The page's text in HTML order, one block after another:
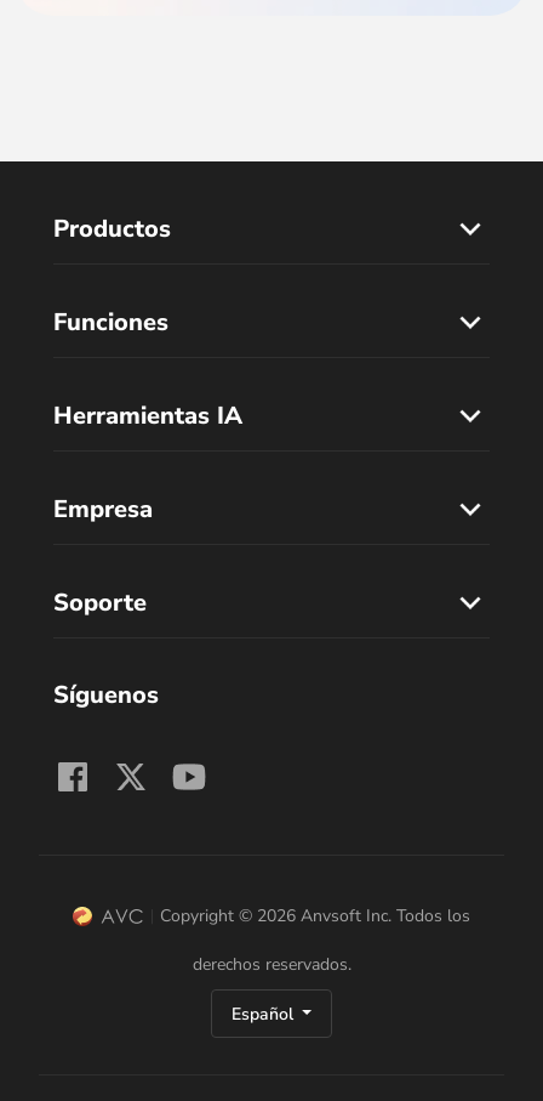
Productos
Funciones
Herramientas IA
Empresa
Soporte
Síguenos
Copyright © 2026 Anvsoft Inc. Todos los
derechos reservados.
Español